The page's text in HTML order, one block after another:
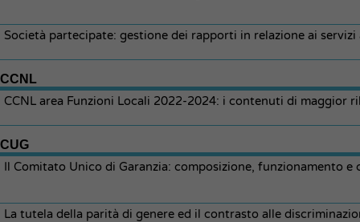
Società partecipate: gestione dei rapporti in relazione ai
CCNL
CCNL area Funzioni Locali 2022-2024: i contenuti di maggior
CUG
Il Comitato Unico di Garanzia: composizione, funzionamento e
La tutela della parità di genere ed il contrasto alle